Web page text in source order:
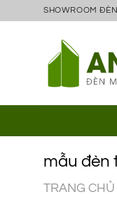
SHOWROOM
mẫu đèn
TRANG CHỦ